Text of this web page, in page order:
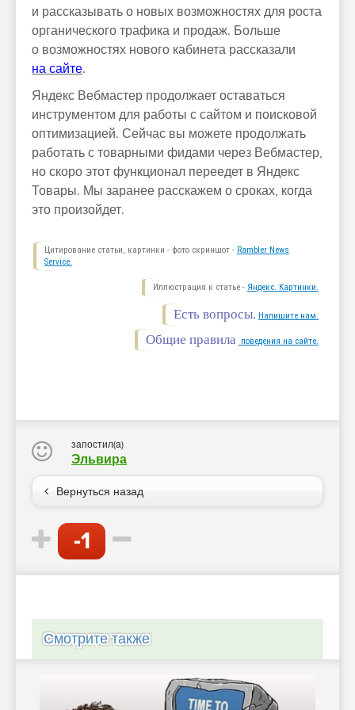
и рассказывать о новых возможностях для роста
органического трафика и продаж. Больше
о возможностях нового кабинета рассказали
на сайте.
Яндекс Вебмастер продолжает оставаться
инструментом для работы с сайтом и поисковой
оптимизацией. Сейчас вы можете продолжать
работать с товарными фидами через Вебмастер,
но скоро этот функционал переедет в Яндекс
Товары. Мы заранее расскажем о сроках, когда
это произойдет.
Цитирование статьи, картинки - фото скриншот - Rambler News
Service.
Иллюстрация к статье - Яндекс. Картинки.
Есть вопросы. Напишите нам.
Общие правила поведения на сайте.
запостил(а)
Эльвира
Вернуться назад
-1
Смотрите также